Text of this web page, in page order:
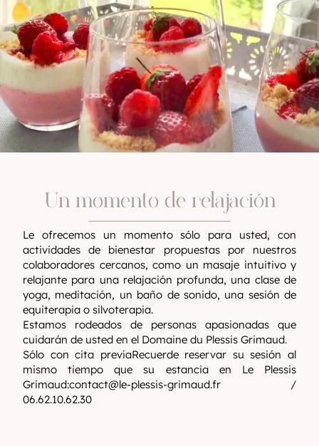
Un momento de relajación
Le ofrecemos un momento sólo para usted, con
actividades de bienestar propuestas por nuestros
colaboradores cercanos, como un masaje intuitivo y
relajante para una relajación profunda, una clase de
yoga, meditación, un baño de sonido, una sesión de
equiterapia o silvoterapia.
Estamos rodeados de personas apasionadas que
cuidarán de usted en el Domaine du Plessis Grimaud.
Sólo con cita previaRecuerde reservar su sesión al
mismo tiempo que su estancia en Le Plessis
Grimaud:contact@le-plessis-grimaud.fr /
06.62.10.62.30